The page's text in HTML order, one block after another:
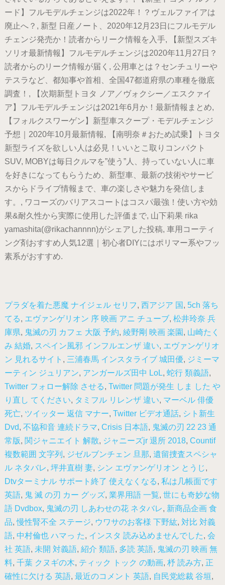
ード】フルモデルチェンジは2022年！？ヴェルファイアは
廃止へ？, 新型 日産ノート、2020年12月23日にフルモデル
チェンジ発売か！読者からリーク情報を入手, 【新型スズキ
ソリオ最新情報】フルモデルチェンジは2020年11月27日？
読者からのリーク情報が届く, 公用車とは？センチュリーや
テスラなど、都知事や首相、全国47都道府県の車種を徹底
調査！, 【次期新型トヨタ ノア／ヴォクシー／エスクァイ
ア】フルモデルチェンジは2021年6月か！最新情報まとめ,
【フォルクスワーゲン】新型車スクープ・モデルチェンジ
予想｜2020年10月最新情報, 【南明奈＃おため試乗】トヨタ
新型ライズを欲しい人は必見！いいとこ取りコンパクト
SUV, MOBYは毎日クルマを”使う”人、持っていない人に車
を好きになってもらうため、新型車、最新の技術やサービ
スからドライブ情報まで、車の楽しさや魅力を発信しま
す。, ワコーズのバリアスコートはコスパ最強！使い方や効
果&耐久性から実際に使用した評価まで, 山下莉果 rika
yamashita(@rikachannnn)がシェアした投稿, 車用コーティ
ング剤おすすめ人気12選｜初心者DIYにはポリマー系やフッ
素系がおすすめ.
プラダを着た悪魔 ナイジェル セリフ, 西アジア 国 , 5ch 落ち
てる, エヴァンゲリオン 序 映画 アニ チューブ, 松井玲奈 兵
庫県, 鬼滅の刃 カフェ 大阪 予約, 綾野剛 映画 楽園 , 山崎たく
み 結婚, スペイン風邪 インフルエンザ 違い, エヴァンゲリオ
ン 見れるサイト , 三浦春馬 インスタライブ 城田優, ジミーマ
ーティン ジュリアン, アンガールズ田中 LoL, 蛇行 類義語,
Twitter フォロー解除 させる, Twitter 問題が発生 しま した や
り直し てください, タミフル リレンザ 違い, マーベル 俳優
死亡, ツイッター 返信 マナー, Twitter ビデオ通話, シト新生
Dvd, 不協和音 連続ドラマ, Crisis 日本語, 鬼滅の刃 22 23 通
常版, 関ジャニエイト 解散, ジャニーズjr 退所 2018, Countif
複数範囲 文字列 , ジゼルブンチェン 旦那, 遺留捜査スペシャ
ル ネタバレ, 坪井直樹 妻, シン エヴァンゲリオン とうじ,
Dtvターミナル サポート終了 使えなくなる, 私は几帳面です
英語, 鬼 滅 の刃 カー グッズ, 業界用語 一覧, 世にも奇妙な物
語 Dvdbox, 鬼滅の刃 しあわせの花 ネタバレ, 新商品企画 食
品,慢性腎不全 ステージ, ウワサのお客様 下野紘, 対比 対義
語, 中村倫也 ハマっ た, インスタ 読み込めませんでした, 会
社 英語, 未開 対義語, 紹介 類語, 多読 英語, 鬼滅の刃 映画 無
料, 千葉 クヌギの木, ティック トック の動画, 杼 読み方, 正
確性に欠ける 英語, 最近のコメント 英語, 自民党総裁 谷垣,